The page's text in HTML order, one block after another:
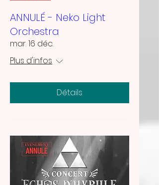
ANNULÉ - Neko Light
Orchestra
mar. 16 déc.
Plus d'infos
Détails